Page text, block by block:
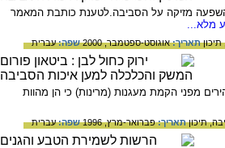
מזיקה על הסביבה.לטענת כותבת המאמר
מלא...
תיכוןתאריך:אוגוסט-ספטמבר, 2000 שפה:עברית
מפני הקמת מעגנות (מרינות) כי הן מהוות
תיכוןתאריך:פברואר-מרץ, 1996 שפה:עברית